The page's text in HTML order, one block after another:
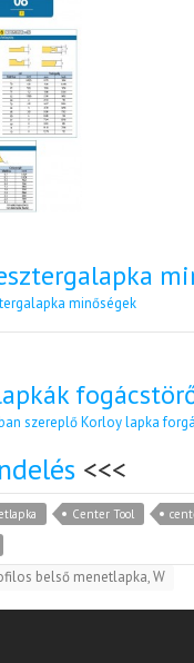
<<<
Center Tool
belső menetlapka, W